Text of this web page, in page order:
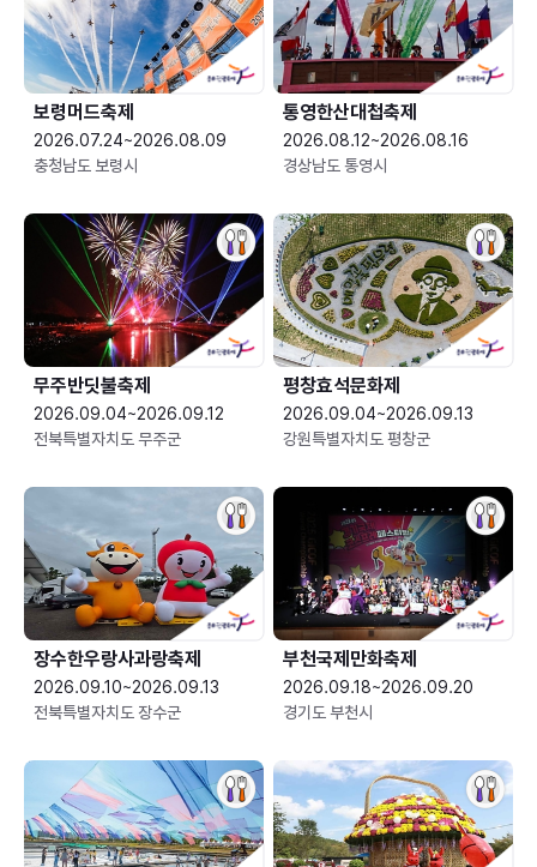
보령머드축제
2026.07.24~2026.08.09
충청남도 보령시
통영한산대첩축제
2026.08.12~2026.08.16
경상남도 통영시
무주반딧불축제
2026.09.04~2026.09.12
전북특별자치도 무주군
평창효석문화제
2026.09.04~2026.09.13
강원특별자치도 평창군
장수한우랑사과랑축제
2026.09.10~2026.09.13
전북특별자치도 장수군
부천국제만화축제
2026.09.18~2026.09.20
경기도 부천시